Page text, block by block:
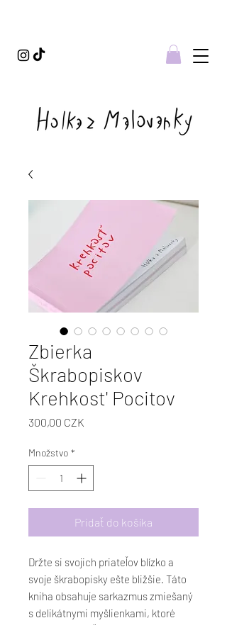
Zbierka
Škrabopiskov
Krehkost' Pocitov
300,00 CZK
Množstvo *
Pridať do košíka
Držte si svojich priateľov blízko a
svoje škrabopisky ešte bližšie. Táto
kniha obsahuje sarkazmus zmiešaný
s delikátnymi myšlienkami, ktoré